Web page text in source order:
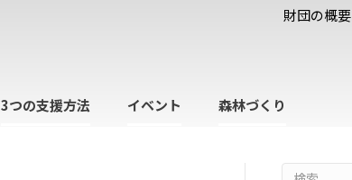
財団の概要
3つの支援方法 イベント 森林づくり